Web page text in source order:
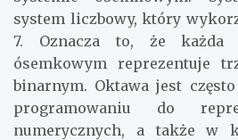
system liczbowy, który
7. Oznacza to, że każda
ósemkowym reprezentuje
binarnym. Oktawa jest
programowaniu do
numerycznych, a także w